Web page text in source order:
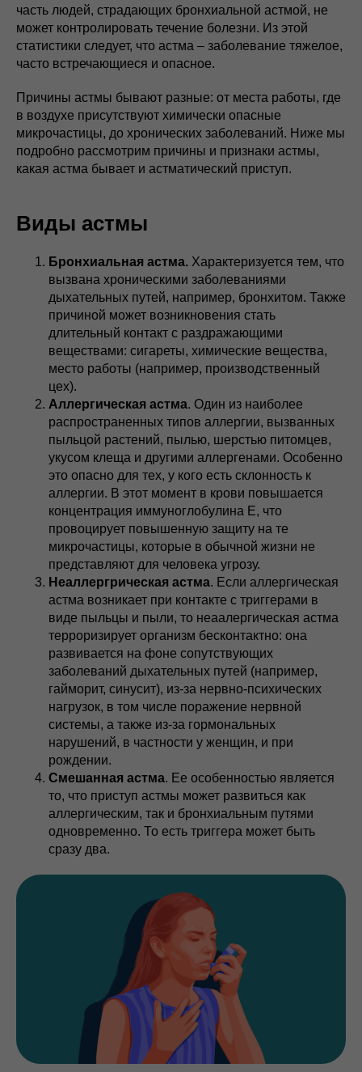
часть людей, страдающих бронхиальной астмой, не
может контролировать течение болезни. Из этой
статистики следует, что астма – заболевание тяжелое,
часто встречающиеся и опасное.
Причины астмы бывают разные: от места работы, где
в воздухе присутствуют химически опасные
микрочастицы, до хронических заболеваний. Ниже мы
подробно рассмотрим причины и признаки астмы,
какая астма бывает и астматический приступ.
Виды астмы
Бронхиальная астма. Характеризуется тем, что
вызвана хроническими заболеваниями
дыхательных путей, например, бронхитом. Также
причиной может возникновения стать
длительный контакт с раздражающими
веществами: сигареты, химические вещества,
место работы (например, производственный
цех).
Аллергическая астма. Один из наиболее
распространенных типов аллергии, вызванных
пыльцой растений, пылью, шерстью питомцев,
укусом клеща и другими аллергенами. Особенно
это опасно для тех, у кого есть склонность к
аллергии. В этот момент в крови повышается
концентрация иммуноглобулина Е, что
провоцирует повышенную защиту на те
микрочастицы, которые в обычной жизни не
представляют для человека угрозу.
Неаллергрическая астма. Если аллергическая
астма возникает при контакте с триггерами в
виде пыльцы и пыли, то неаалергическая астма
терроризирует организм бесконтактно: она
развивается на фоне сопутствующих
заболеваний дыхательных путей (например,
гайморит, синусит), из-за нервно-психических
нагрузок, в том числе поражение нервной
системы, а также из-за гормональных
нарушений, в частности у женщин, и при
рождении.
Смешанная астма. Ее особенностью является
то, что приступ астмы может развиться как
аллергическим, так и бронхиальным путями
одновременно. То есть триггера может быть
сразу два.